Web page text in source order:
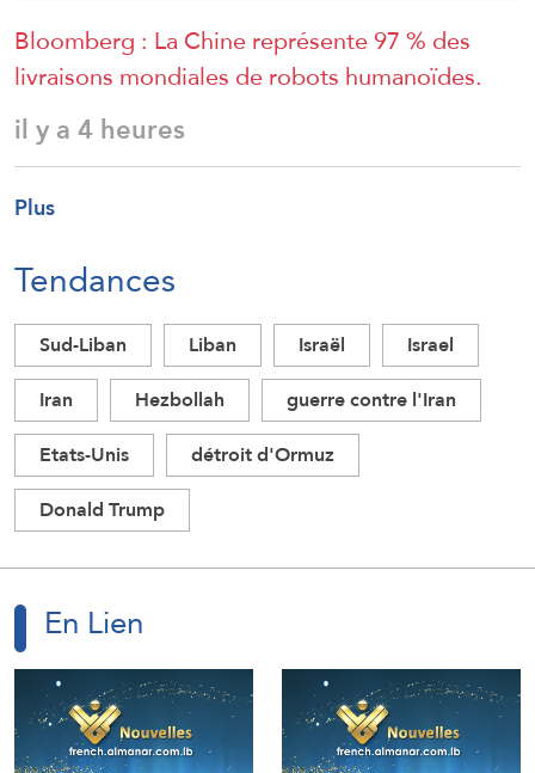
Bloomberg : La Chine représente 97 % des
livraisons mondiales de robots humanoïdes.
il y a 4 heures
Plus
Tendances
Sud-Liban Liban Israël
Israel
Iran
Hezbollah
guerre contre l'Iran
Etats-Unis
détroit d'Ormuz
Donald Trump
En Lien